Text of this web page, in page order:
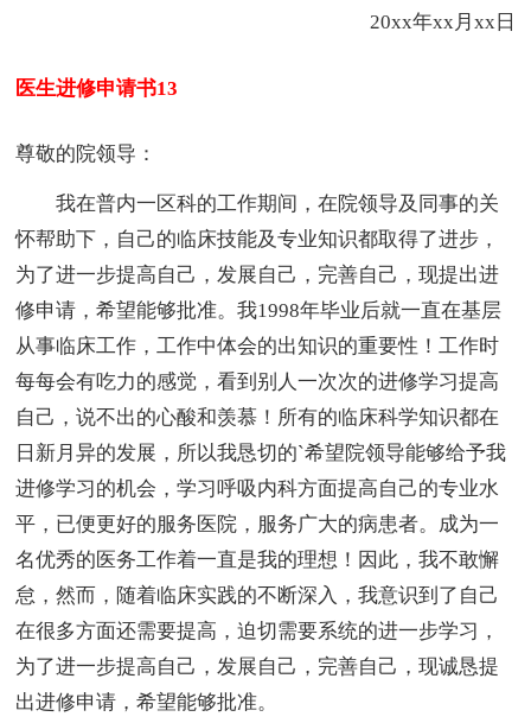
20xx年xx月xx日
医生进修申请书13
尊敬的院领导：
我在普内一区科的工作期间，在院领导及同事的关
怀帮助下，自己的临床技能及专业知识都取得了进步，
为了进一步提高自己，发展自己，完善自己，现提出进
修申请，希望能够批准。我1998年毕业后就一直在基层
从事临床工作，工作中体会的出知识的重要性！工作时
每每会有吃力的感觉，看到别人一次次的进修学习提高
自己，说不出的心酸和羡慕！所有的临床科学知识都在
日新月异的发展，所以我恳切的`希望院领导能够给予我
进修学习的机会，学习呼吸内科方面提高自己的专业水
平，已便更好的服务医院，服务广大的病患者。成为一
名优秀的医务工作着一直是我的理想！因此，我不敢懈
怠，然而，随着临床实践的不断深入，我意识到了自己
在很多方面还需要提高，迫切需要系统的进一步学习，
为了进一步提高自己，发展自己，完善自己，现诚恳提
出进修申请，希望能够批准。